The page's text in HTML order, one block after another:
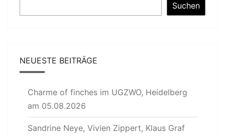
Suchen
NEUESTE BEITRÄGE
Charme of finches im UGZWO, Heidelberg
am 05.08.2026
Sandrine Neye, Vivien Zippert, Klaus Graf